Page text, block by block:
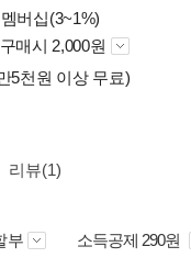
멤버십(3~1%)
매시 2,000원
5천원 이상 무료)
리뷰(1)
부 소득공제 290원